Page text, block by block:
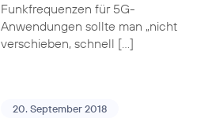
Funkfrequenzen für 5G-
Anwendungen sollte man „nicht
verschieben, schnell […]
20. September 2018